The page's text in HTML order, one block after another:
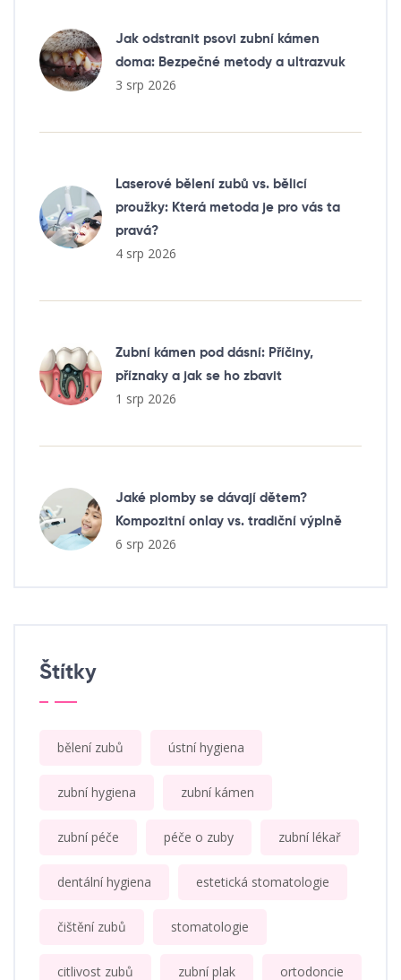
Jak odstranit psovi zubní kámen
doma: Bezpečné metody a ultrazvuk
3 srp 2026
Laserové bělení zubů vs. bělicí
proužky: Která metoda je pro vás ta
pravá?
4 srp 2026
Zubní kámen pod dásní: Příčiny,
příznaky a jak se ho zbavit
1 srp 2026
Jaké plomby se dávají dětem?
Kompozitní onlay vs. tradiční výplně
6 srp 2026
Štítky
bělení zubů ústní hygiena
zubní hygiena zubní kámen
zubní péče péče o zuby zubní lékař
dentální hygiena estetická stomatologie
čištění zubů stomatologie
citlivost zubů zubní plak ortodoncie